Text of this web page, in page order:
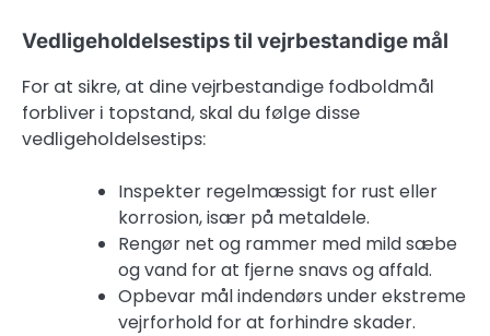
Vedligeholdelsestips til vejrbestandige mål
For at sikre, at dine vejrbestandige fodboldmål
forbliver i topstand, skal du følge disse
vedligeholdelsestips:
Inspekter regelmæssigt for rust eller
korrosion, især på metaldele.
Rengør net og rammer med mild sæbe
og vand for at fjerne snavs og affald.
Opbevar mål indendørs under ekstreme
vejrforhold for at forhindre skader.